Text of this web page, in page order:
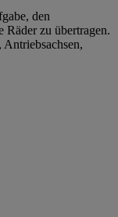
den
Räder zu übertragen.
Antriebsachsen,